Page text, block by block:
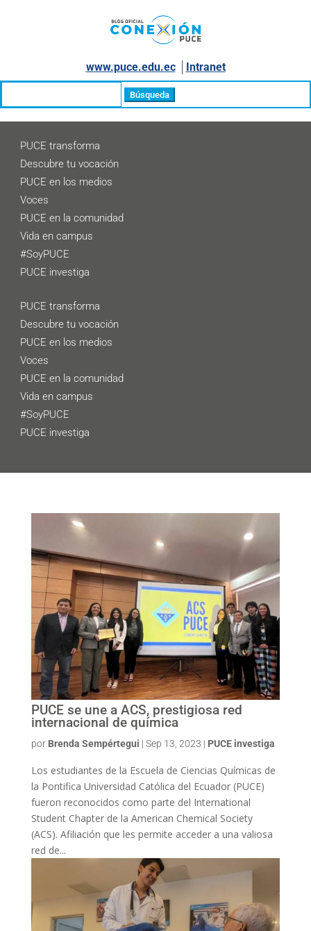
www.puce.edu.ec│ Intranet
PUCE transforma
Descubre tu vocación
PUCE en los medios
Voces
PUCE en la comunidad
Vida en campus
#SoyPUCE
PUCE investiga
PUCE transforma
Descubre tu vocación
PUCE en los medios
Voces
PUCE en la comunidad
Vida en campus
#SoyPUCE
PUCE investiga
PUCE se une a ACS, prestigiosa red
internacional de química
por Brenda Sempértegui | Sep 13, 2023 | PUCE investiga
Los estudiantes de la Escuela de Ciencias Químicas de
la Pontifica Universidad Católica del Ecuador (PUCE)
fueron reconocidos como parte del International
Student Chapter de la American Chemical Society
(ACS). Afiliación que les permite acceder a una valiosa
red de...